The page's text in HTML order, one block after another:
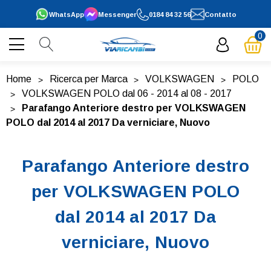
0184 84 32 56
WhatsApp Contatto
Messenger
0
Home Ricerca per Marca VOLKSWAGEN
POLO
VOLKSWAGEN POLO dal 06 - 2014 al 08 - 2017
Parafango Anteriore destro per VOLKSWAGEN
POLO dal 2014 al 2017 Da verniciare, Nuovo
Parafango Anteriore destro
per VOLKSWAGEN POLO
dal 2014 al 2017 Da
verniciare, Nuovo